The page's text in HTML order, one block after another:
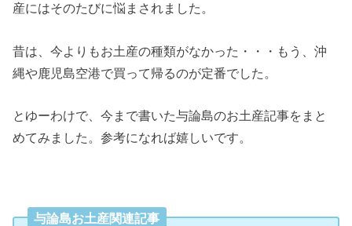
産にはそのたびに悩まされました。
昔は、今よりもお土産の種類がなかった・・・もう、沖
縄や鹿児島空港で買って帰るのが定番でした。
とゆーわけで、今まで書いた与論島のお土産記事をまと
めてみました。参考になれば嬉しいです。
与論島お土産関連記事